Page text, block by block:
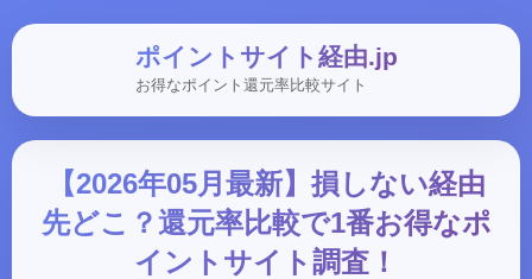
ポイントサイト経由.jp
お得なポイント還元率比較サイト
【2026年05月最新】損しない経由
先どこ？還元率比較で1番お得なポ
イントサイト調査！